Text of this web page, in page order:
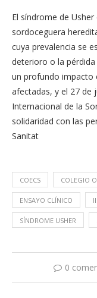
El síndrome de
sordoceguera
cuya prevalencia se
deterioro o la
un profundo impacto
afectadas, y el 27 de
Internacional de la
solidaridad con las
Sanitat
COECS COLEGIO
ENSAYO CLÍNICO
SÍNDROME USHER
0